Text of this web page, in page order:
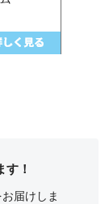
！
届けしま